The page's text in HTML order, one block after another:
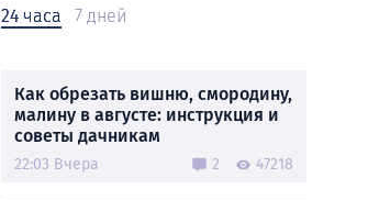
24 часа 7 дней
Как обрезать вишню, смородину,
малину в августе: инструкция и
советы дачникам
22:03 Вчера 2 47218